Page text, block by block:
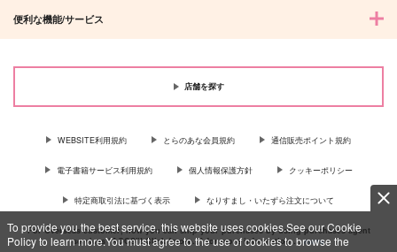
To provide you the best service, this website uses cookies.See our Cookie
Policy to learn more.You must agree to the use of cookies to browse the
便利な機能/サービス
店舗を探す
WEBSITE利用規約 とらのあな会員規約 通信販売ポイント規約
電子書籍サービス利用規約 個人情報保護方針 クッキーポリシー
特定商取引法に基づく表示 なりすまし・いたずら注文について
For Overseas customer, now you can ship your purchases by using purchases agent
services “AOCS”! Click {more…} for more information …more